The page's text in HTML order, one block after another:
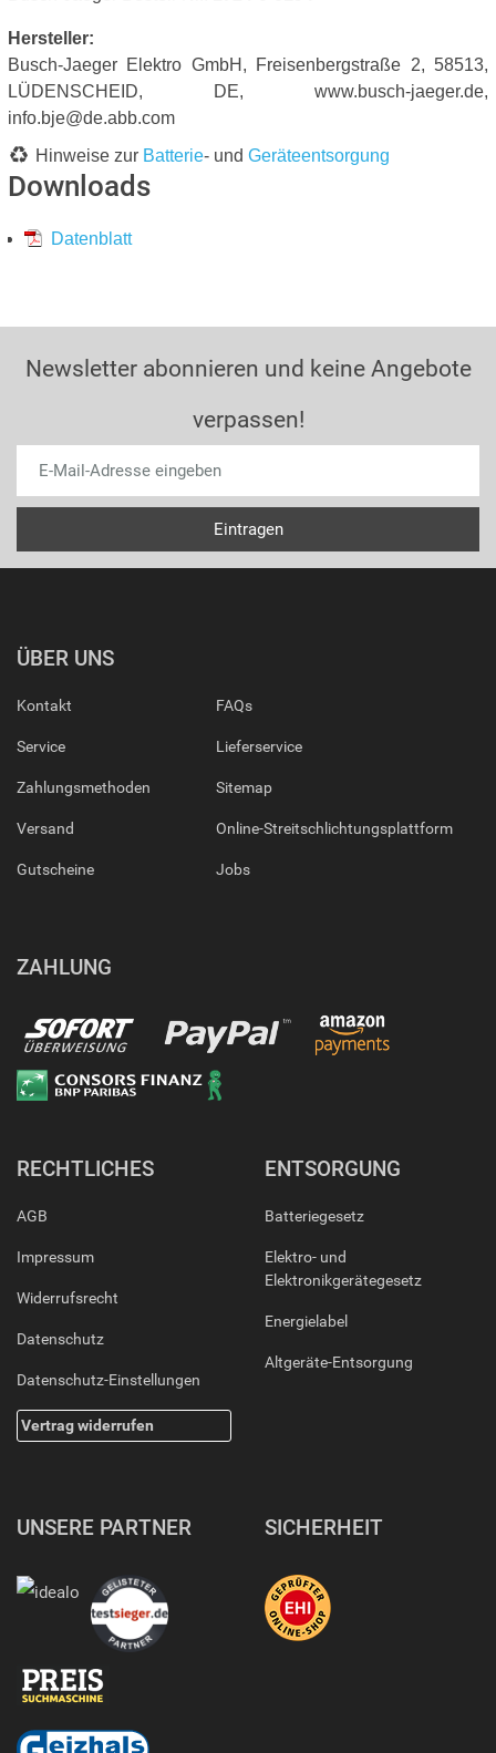
Hersteller:
Busch-Jaeger Elektro GmbH, Freisenbergstraße 2, 58513,
LÜDENSCHEID, DE, www.busch-jaeger.de,
info.bje@de.abb.com
Hinweise zur Batterie- und Geräteentsorgung
Downloads
Datenblatt
Newsletter abonnieren und keine Angebote
verpassen!
ÜBER UNS
Kontakt
Service
Zahlungsmethoden
Versand
Gutscheine
FAQs
Lieferservice
Sitemap
Online-Streitschlichtungsplattform
Jobs
ZAHLUNG
RECHTLICHES
AGB
Impressum
Widerrufsrecht
Datenschutz
Datenschutz-Einstellungen
Vertrag widerrufen
ENTSORGUNG
Batteriegesetz
Elektro- und
Elektronikgerätegesetz
Energielabel
Altgeräte-Entsorgung
UNSERE PARTNER SICHERHEIT